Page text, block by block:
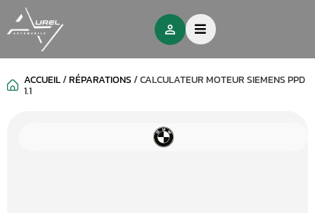
ACCUEIL/RÉPARATIONS/CALCULATEUR MOTEUR SIEMENS PPD
1.1